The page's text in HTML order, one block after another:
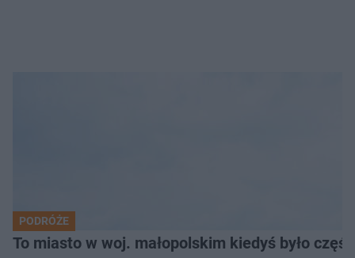
PODRÓŻE
To miasto w woj. małopolskim kiedyś było